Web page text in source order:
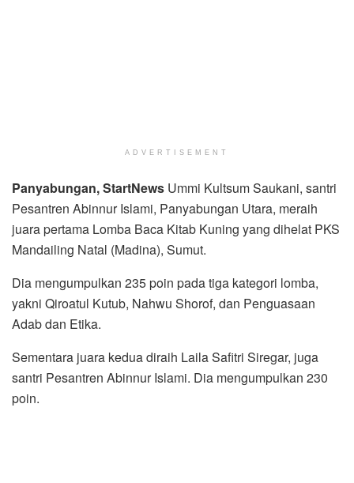
ADVERTISEMENT
Panyabungan, StartNews Ummi Kultsum Saukani, santri
Pesantren Abinnur Islami, Panyabungan Utara, meraih
juara pertama Lomba Baca Kitab Kuning yang dihelat PKS
Mandailing Natal (Madina), Sumut.
Dia mengumpulkan 235 poin pada tiga kategori lomba,
yakni Qiroatul Kutub, Nahwu Shorof, dan Penguasaan
Adab dan Etika.
Sementara juara kedua diraih Laila Safitri Siregar, juga
santri Pesantren Abinnur Islami. Dia mengumpulkan 230
poin.